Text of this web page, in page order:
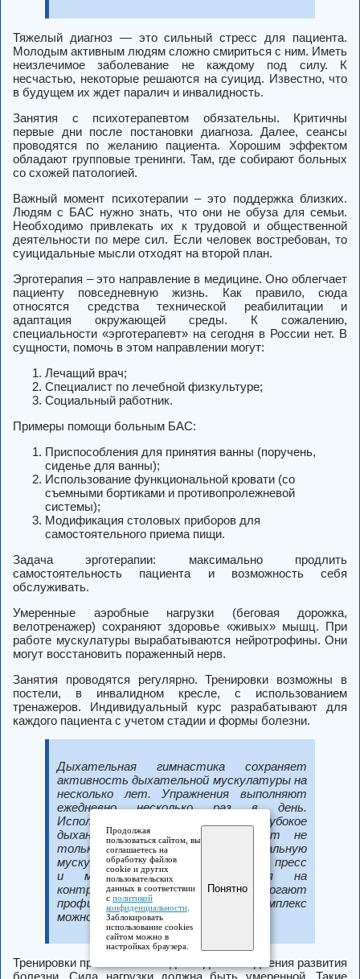
Тяжелый диагноз — это сильный стресс для пациента.
Молодым активным людям сложно смириться с ним. Иметь
неизлечимое заболевание не каждому под силу. К
несчастью, некоторые решаются на суицид. Известно, что
в будущем их ждет паралич и инвалидность.
Занятия с психотерапевтом обязательны. Критичны
первые дни после постановки диагноза. Далее, сеансы
проводятся по желанию пациента. Хорошим эффектом
обладают групповые тренинги. Там, где собирают больных
со схожей патологией.
Важный момент психотерапии – это поддержка близких.
Людям с БАС нужно знать, что они не обуза для семьи.
Необходимо привлекать их к трудовой и общественной
деятельности по мере сил. Если человек востребован, то
суицидальные мысли отходят на второй план.
Эрготерапия – это направление в медицине. Оно облегчает
пациенту повседневную жизнь. Как правило, сюда
относятся средства технической реабилитации и
адаптация окружающей среды. К сожалению,
специальности «эрготерапевт» на сегодня в России нет. В
сущности, помочь в этом направлении могут:
Лечащий врач;
Специалист по лечебной физкультуре;
Социальный работник.
Примеры помощи больным БАС:
Приспособления для принятия ванны (поручень,
сиденье для ванны);
Использование функциональной кровати (со
съемными бортиками и противопролежневой
системы);
Модификация столовых приборов для
самостоятельного приема пищи.
Задача эрготерапии: максимально продлить
самостоятельность пациента и возможность себя
обслуживать.
Умеренные аэробные нагрузки (беговая дорожка,
велотренажер) сохраняют здоровье «живых» мышц. При
работе мускулатуры вырабатываются нейротрофины. Они
могут восстановить пораженный нерв.
Занятия проводятся регулярно. Тренировки возможны в
постели, в инвалидном кресле, с использованием
тренажеров. Индивидуальный курс разрабатывают для
каждого пациента с учетом стадии и формы болезни.
Дыхательная гимнастика сохраняет
активность дыхательной мускулатуры на
несколько лет. Упражнения выполняют
ежедневно несколько раз в день.
Используют поверхностное и глубокое
дыхание. При этом задействуют не
только межреберную и диафрагмальную
мускулатуру. Важно, что работают пресс
и мышцы спины. Упражнения на
контролируемый выдох помогают
профилактике ларингоспазма. Комплекс
можно посмотреть в этом видео.
Тренировки при БАС необходимы для замедления развития
Продолжая
пользоваться сайтом, вы
соглашаетесь на
обработку файлов
cookie и других
пользовательских
данных в соответствии
с политикой
конфиденциальности
Заблокировать
использование cookies
сайтом можно в
настройках браузера.
Понятно